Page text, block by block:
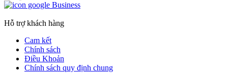
Hỗ trợ khách hàng
Cam kết
Chính sách
Điều Khoản
Chính sách quy định chung